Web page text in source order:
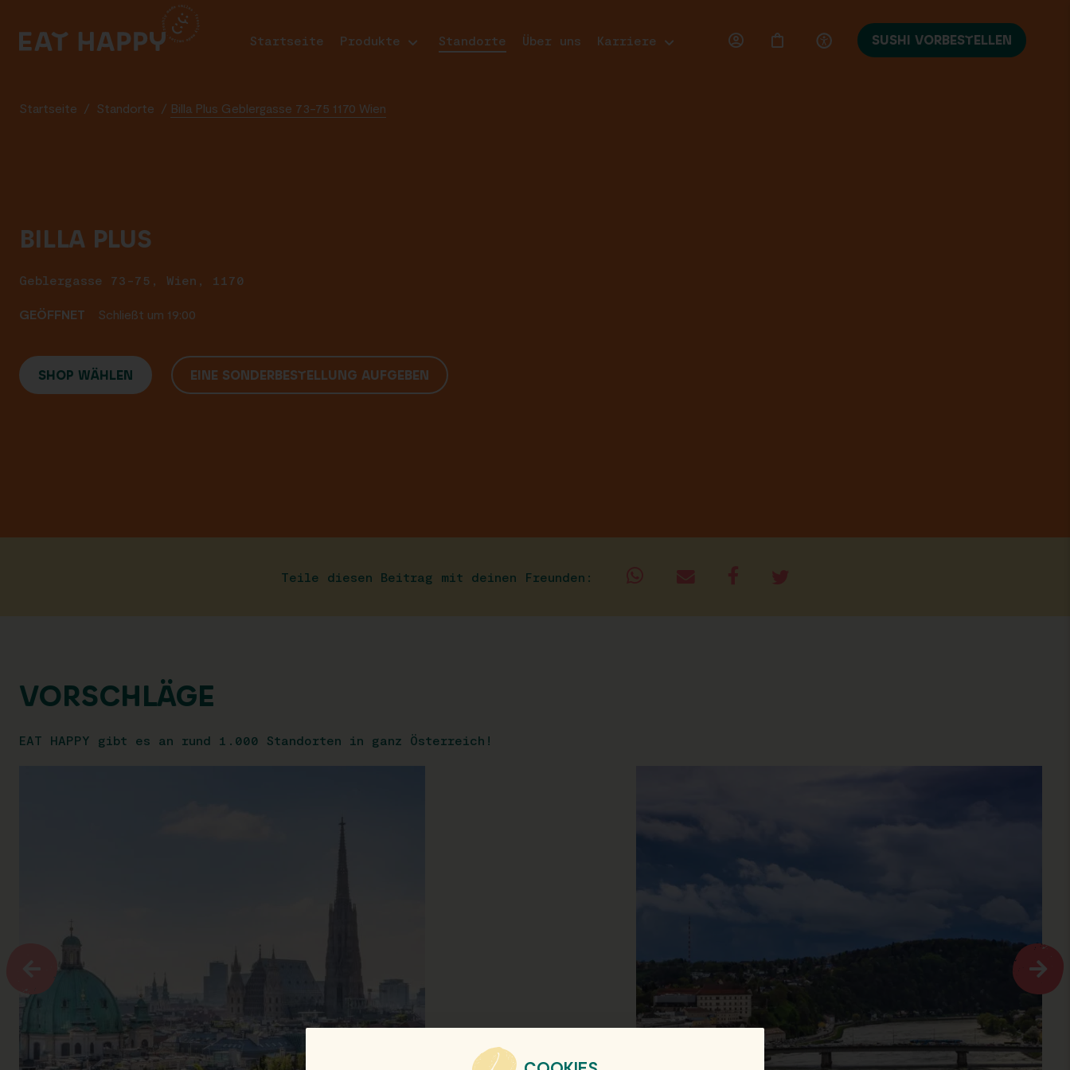
MAIN
Startseite Produkte Standorte Über uns Karriere SUSHI VORBESTELLEN
Startseite / Standorte / Billa Plus Geblergasse 73-75 1170 Wien
BILLA PLUS
Geblergasse 73-75, Wien, 1170
GEÖFFNET Schließt um 19:00
SHOP WÄHLEN EINE SONDERBESTELLUNG AUFGEBEN
Teile diesen Beitrag mit deinen Freunden:
VORSCHLÄGE
EAT HAPPY gibt es an rund 1.000 Standorten in ganz Österreich!